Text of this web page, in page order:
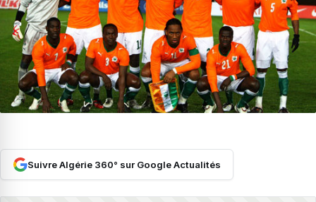
Suivre Algérie 360° sur Google Actualités